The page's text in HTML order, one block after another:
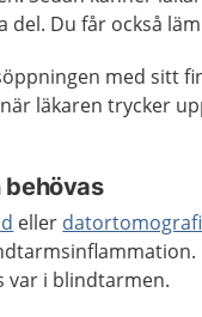
Du får också
med sitt
läkaren trycker
eller datortomografi
var i blindtarmen.